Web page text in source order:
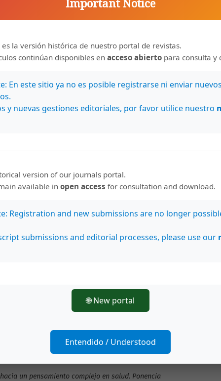
acción. Hacia un mundo sostenible.Amsterdam: KIT
Diario digital nuestro país. Recuperado de
Kairós.
G. (2014). Pedagogía saludable: Despertar de un
, 18(2), 311-320. Recuperado de
EDUCARE/issue/current
educación en valores como estrategia de desarrollo y
sobre Educación, 15,159-169.
en valores desde la carta de la tierra. Por una
J.C., Perearnau, M.A. (2009).Comunidad Aprendiente.
, 14, 41-47. Recuperado de
Argentina: Siglo XXI.
pages/La-Carta-de-la-Tierra.html
del conocimiento. Las bases biológicas del entendimiento
un pensamiento complejo en salud. Ponencia
Important Notice
es la versión histórica de nuestro portal de revistas.
continúan disponibles en acceso abierto para consulta y
En este sitio ya no es posible registrarse ni enviar
y nuevas gestiones editoriales, por favor utilice nuestro
version of our journals portal.
available inopen access for consultation and download.
Registration and new submissions are no longer
submissions and editorial processes, please use our
🌐 New portal
Entendido / Understood